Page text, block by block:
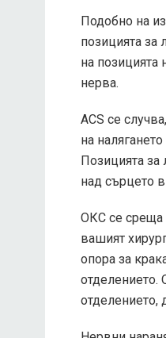
Подобно на
позицията за
на позицията
нерва.
ACS се
на
Позицията за
над сърцето
ОКС се среща
вашият
опора за
отделението.
отделението,